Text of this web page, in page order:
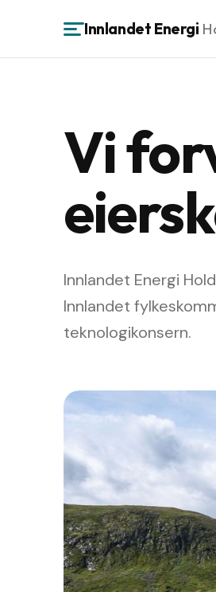
Innlandet Energi
Vi
Innlandet Energi
Innlandet
teknologikonsern.